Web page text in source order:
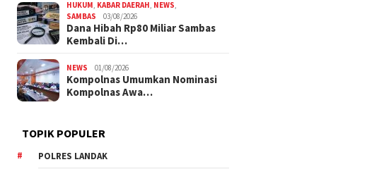
HUKUM KABAR DAERAH NEWS
SAMBAS
03/08/2026
Dana Hibah Rp80 Miliar Sambas
Kembali Di…
NEWS 01/08/2026
Kompolnas Umumkan Nominasi
Kompolnas Awa…
TOPIK POPULER
POLRES LANDAK